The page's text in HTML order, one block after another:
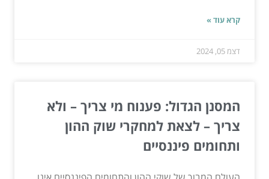
קרא עוד »
דצמ 05, 2024
המסנן הגדול: פענוח מי צריך – ולא
צריך – לצאת למחקרי שוק ההון
ותחומים פיננסיים